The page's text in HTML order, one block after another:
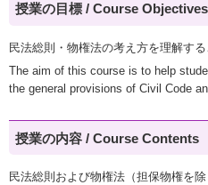
授業の目標 / Course Objectives
民法総則・物権法の考え方を理解する
The aim of this course is to help
the general provisions of Civil Code
授業の内容 / Course Contents
民法総則および物権法（担保物権を